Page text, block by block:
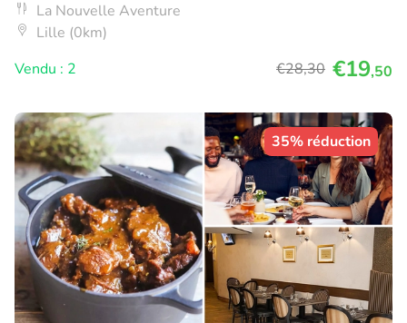
La Nouvelle Aventure
Lille (0km)
Vendu : 2
€28,30 €19,50
35% réduction